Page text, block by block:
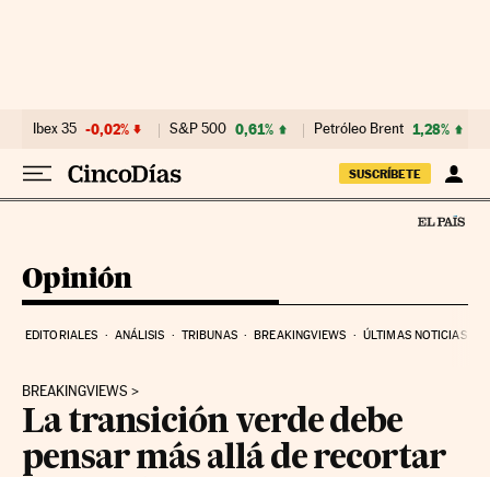
Ibex 35 -0,02% S&P 500 0,61% Petróleo Brent 1,28%
SUSCRÍBETE
Opinión
EDITORIALES ANÁLISIS TRIBUNAS BREAKINGVIEWS ÚLTIMAS NOTICIAS
BREAKINGVIEWS
La transición verde debe
pensar más allá de recortar